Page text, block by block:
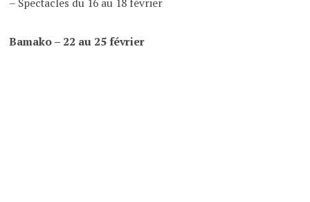
– Spectacles du 16 au 18 février
Bamako – 22 au 25 février